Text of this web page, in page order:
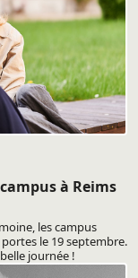
à Reims
les campus
le 19 septembre.
journée !